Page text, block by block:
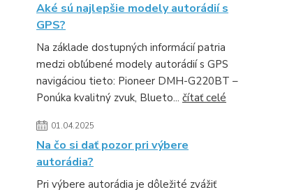
Aké sú najlepšie modely autorádií s
GPS?
Na základe dostupných informácií patria
medzi obľúbené modely autorádií s GPS
navigáciou tieto: Pioneer DMH-G220BT –
Ponúka kvalitný zvuk, Blueto... čítať celé
01.04.2025
Na čo si dať pozor pri výbere
autorádia?
Pri výbere autorádia je dôležité zvážiť